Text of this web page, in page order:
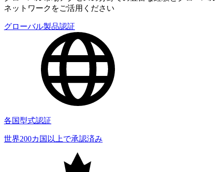
ネットワークをご活用ください
グローバル製品認証
各国型式認証
世界200カ国以上で承認済み